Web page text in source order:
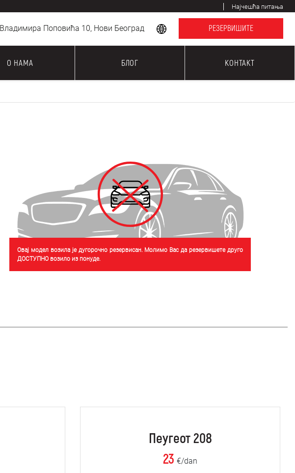
Најчешћа питања
Владимира Поповића 10, Нови Београд РЕЗЕРВИШИТЕ
О НАМА БЛОГ КОНТАКТ
Овај модел возила је дугорочно резервисан. Молимо Вас да резервишете друго
ДОСТУПНО возило из понуде.
Пеугеот 208
23 €/dan